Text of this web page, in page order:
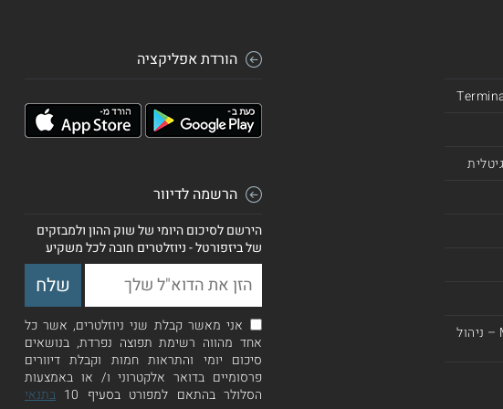
MyBusiness CRM – ניהול
הורדת אפליקציה
הרשמה לדיוור
הירשם לסיכום היומי של שוק ההון ולמבזקים
של ביזפורטל - ניוזלטרים חובה לכל משקיע
אני מאשר קבלת שני ניוזלטרים, אשר כל
אחד מהווה רשימת תפוצה נפרדת, בנושאים
סיכום יומי והתראות חמות וקבלת דיוורים
פרסומיים בדואר אלקטרוני ו/ או באמצעות
הסלולר בהתאם למפורט בסעיף 10
בתנאי